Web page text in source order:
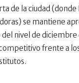
de la ciudad
se mantiene
nivel de diciembre
frente a